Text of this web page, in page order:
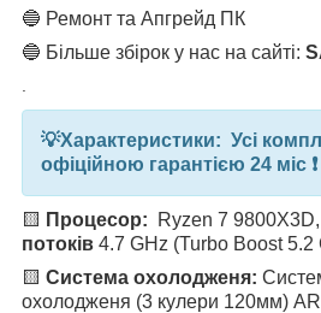
🔵 Ремонт та Апгрейд ПК
🔵 Більше збірок у нас на сайті:
💡Характеристики: Усі
офіційною гарантією 24 міс ❗️
🟨 Процесор: Ryzen 7 9800X3D,
потоків 4.7 GHz (Turbo Boost 5.2
🟨 Система охолодженя:
охолодженя (3 кулери 120мм)